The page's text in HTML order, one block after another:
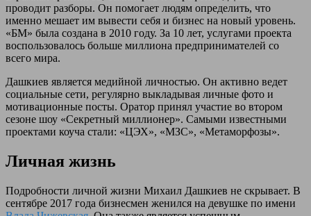
проводит разборы. Он помогает людям определить, что
именно мешает им вывести себя и бизнес на новый уровень.
«БМ» была создана в 2010 году. За 10 лет, услугами проекта
воспользовалось больше миллиона предпринимателей со
всего мира.
Дашкиев является медийной личностью. Он активно ведет
социальные сети, регулярно выкладывая личные фото и
мотивационные посты. Оратор принял участие во втором
сезоне шоу «Секретный миллионер». Самыми известными
проектами коуча стали: «ЦЭХ», «МЗС», «Метаморфозы».
Личная жизнь
Подробности личной жизни Михаил Дашкиев не скрывает. В
сентябре 2017 года бизнесмен женился на девушке по имени